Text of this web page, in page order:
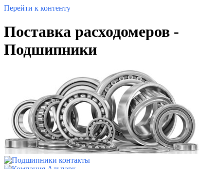
Перейти к контенту
Поставка расходомеров -
Подшипники